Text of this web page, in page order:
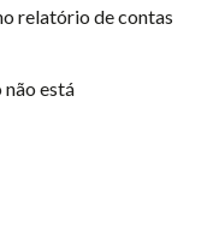
relatório de contas
está